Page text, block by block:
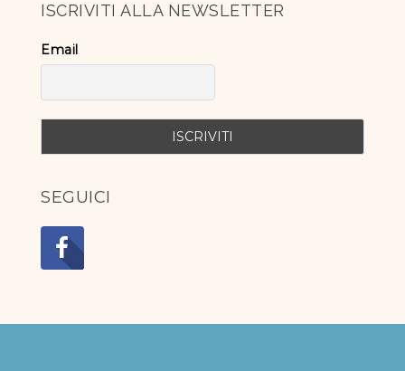
ISCRIVITI ALLA NEWSLETTER
Email
SEGUICI